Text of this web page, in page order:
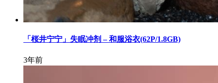
「桜井宁宁」失眠冲剂 – 和服浴衣(62P/1.8GB)
3年前